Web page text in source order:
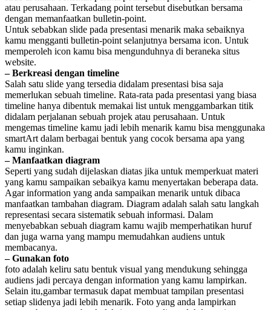
atau perusahaan. Terkadang point tersebut disebutkan bersama
dengan memanfaatkan bulletin-point.
Untuk sebabkan slide pada presentasi menarik maka sebaiknya
kamu mengganti bulletin-point selanjutnya bersama icon. Untuk
memperoleh icon kamu bisa mengunduhnya di beraneka situs
website.
– Berkreasi dengan timeline
Salah satu slide yang tersedia didalam presentasi bisa saja
memerlukan sebuah timeline. Rata-rata pada presentasi yang biasa
timeline hanya dibentuk memakai list untuk menggambarkan titik
didalam perjalanan sebuah projek atau perusahaan. Untuk
mengemas timeline kamu jadi lebih menarik kamu bisa menggunaka
smartArt dalam berbagai bentuk yang cocok bersama apa yang
kamu inginkan.
– Manfaatkan diagram
Seperti yang sudah dijelaskan diatas jika untuk memperkuat materi
yang kamu sampaikan sebaikya kamu menyertakan beberapa data.
Agar information yang anda sampaikan menarik untuk dibaca
manfaatkan tambahan diagram. Diagram adalah salah satu langkah
representasi secara sistematik sebuah informasi. Dalam
menyebabkan sebuah diagram kamu wajib memperhatikan huruf
dan juga warna yang mampu memudahkan audiens untuk
membacanya.
– Gunakan foto
foto adalah keliru satu bentuk visual yang mendukung sehingga
audiens jadi percaya dengan information yang kamu lampirkan.
Selain itu,gambar termasuk dapat membuat tampilan presentasi
setiap slidenya jadi lebih menarik. Foto yang anda lampirkan